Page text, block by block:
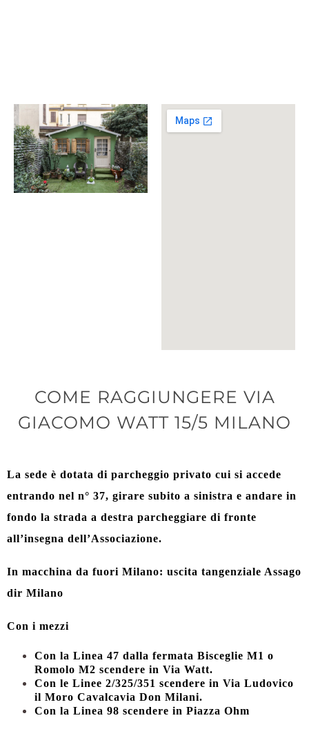
COME RAGGIUNGERE VIA
GIACOMO WATT 15/5 MILANO
La sede è dotata di parcheggio privato cui si accede
entrando nel n° 37, girare subito a sinistra e andare in
fondo la strada a destra parcheggiare di fronte
all’insegna dell’Associazione.
In macchina da fuori Milano: uscita tangenziale Assago
dir Milano
Con i mezzi
Con la Linea 47 dalla fermata Bisceglie M1 o
Romolo M2 scendere in Via Watt.
Con le Linee 2/325/351 scendere in Via Ludovico
il Moro Cavalcavia Don Milani.
Con la Linea 98 scendere in Piazza Ohm